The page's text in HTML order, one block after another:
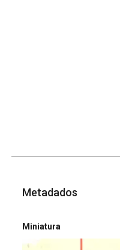
Metadados
Miniatura